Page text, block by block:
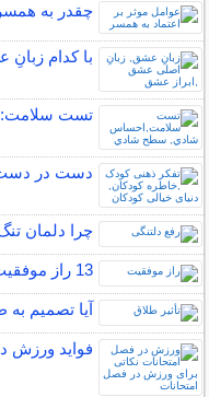
چقدر به
با کدام
تست سلامت:
دست در دست
چرا دلمان
13 راز موفقیت از نگاه جیم ران، فیلسوف کارآفرین
آیا تصمیم به
فواید ورزش